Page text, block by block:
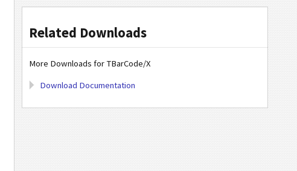
Related Downloads
More Downloads for TBarCode/X
Download Documentation